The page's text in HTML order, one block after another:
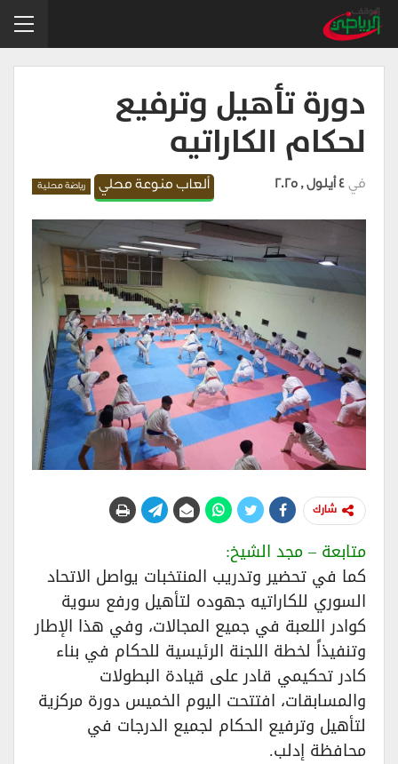
دورة تأهيل وترفيع
لحكام الكاراتيه
ألعاب منوعة محلي رياضة محلية في 4 أيلول , 2025
شارك
متابعة – مجد الشيخ:
كما في تحضير وتدريب المنتخبات يواصل الاتحاد
السوري للكاراتيه جهوده لتأهيل ورفع سوية
كوادر اللعبة في جميع المجالات، وفي هذا الإطار
وتنفيذاً لخطة اللجنة الرئيسية للحكام في بناء
كادر تحكيمي قادر على قيادة البطولات
والمسابقات، افتتحت اليوم الخميس دورة مركزية
لتأهيل وترفيع الحكام لجميع الدرجات في
محافظة إدلب.